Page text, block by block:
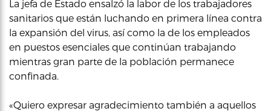
La jefa de Estado ensalzó la labor de los trabajadores
sanitarios que están luchando en primera línea contra
la expansión del virus, así como la de los empleados
en puestos esenciales que continúan trabajando
mientras gran parte de la población permanece
confinada.
«Quiero expresar agradecimiento también a aquellos